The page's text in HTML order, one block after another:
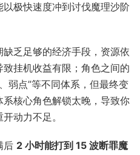
极快速度冲到讨伐魔理沙阶
乏足够的经济手段，资源依
致挂机收益有限；角色之间的
弱点”等不同体系，但最终变
系核心角色解锁太晚，导致你
动力不足。
后 2 小时能打到 15 波断罪魔